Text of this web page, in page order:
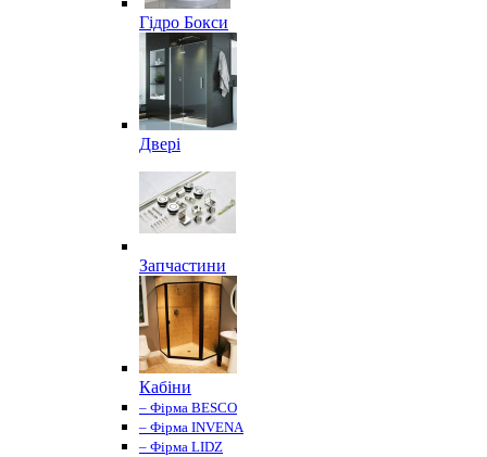
Гідро Бокси
Двері
Запчастини
Кабіни
– Фірма BESCO
– Фірма INVENA
– Фірма LIDZ